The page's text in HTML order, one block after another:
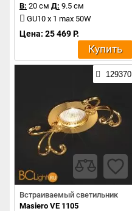
В: 20 см Д: 9.5 см
GU10 x 1 max 50W
Цена: 25 469 Р.
Купить
129370
Встраиваемый светильник
Masiero VE 1105